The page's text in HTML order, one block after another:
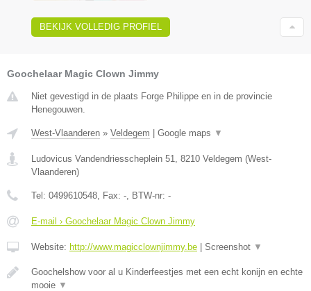
BEKIJK VOLLEDIG PROFIEL
Goochelaar Magic Clown Jimmy
Niet gevestigd in de plaats Forge Philippe en in de provincie
Henegouwen.
West-Vlaanderen » Veldegem | Google maps ▼
Ludovicus Vandendriesscheplein 51 8210 Veldegem (West-
Vlaanderen)
Tel: 0499610548 , Fax: - , BTW-nr: -
E-mail › Goochelaar Magic Clown Jimmy
Website: http://www.magicclownjimmy.be | Screenshot ▼
Goochelshow voor al u Kinderfeestjes met een echt konijn en echte
mooie ▼